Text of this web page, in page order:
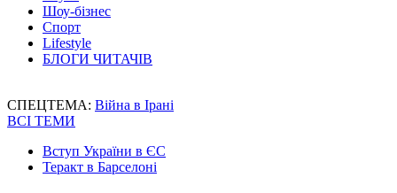
Шоу-бізнес
Спорт
Lifestyle
БЛОГИ ЧИТАЧІВ
СПЕЦТЕМА: Війна в Ірані
ВСІ ТЕМИ
Вступ України в ЄС
Теракт в Барселоні